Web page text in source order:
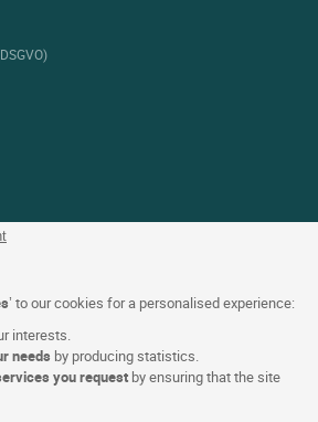
’ to our cookies for a personalised experience:
interests.
needs by producing statistics.
you request by ensuring that the site
SIE UNS